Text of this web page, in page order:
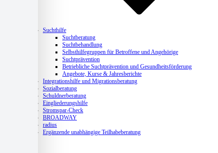
Suchthilfe
Suchtberatung
Suchtbehandlung
Selbsthilfegruppen für Betroffene und Angehörige
Suchtprävention
Betriebliche Suchtprävention und Gesundheitsförderung
Angebote, Kurse & Jahresberichte
Integrationshilfe und Migrationsberatung
Sozialberatung
Schuldnerberatung
Eingliederungshilfe
Stromspar-Check
BROADWAY
radius
Ergänzende unabhängige Teilhabeberatung